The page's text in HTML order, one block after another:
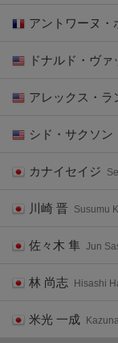
アントワーヌ・
ドナルド・ヴァ
アレックス・ラ
シド・サクソン
カナイセイジ
川崎 晋 Susumu
佐々木 隼 Jun
林 尚志 Hisashi
米光 一成